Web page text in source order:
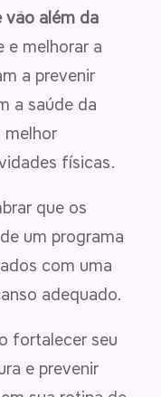
vão além da
e melhorar a
a prevenir
a saúde da
melhor
físicas.
que os
um programa
com uma
adequado.
fortalecer seu
e prevenir